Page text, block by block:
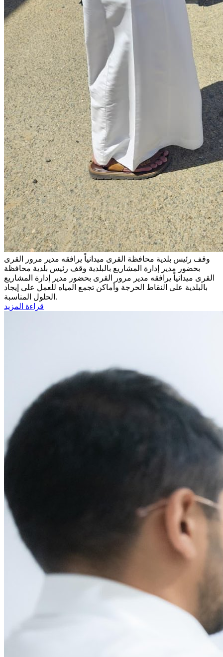
وقف رئيس بلدية محافظة القرى ميدانياً يرافقه مدير مرور القرى
بحضور مدير إدارة المشاريع بالبلدية وقف رئيس بلدية محافظة
القرى ميدانياً يرافقه مدير مرور القرى بحضور مدير إدارة المشاريع
بالبلدية على النقاط الحرجة وأماكن تجمع المياه للعمل على إيجاد
الحلول المناسبة.
قراءة المزيد